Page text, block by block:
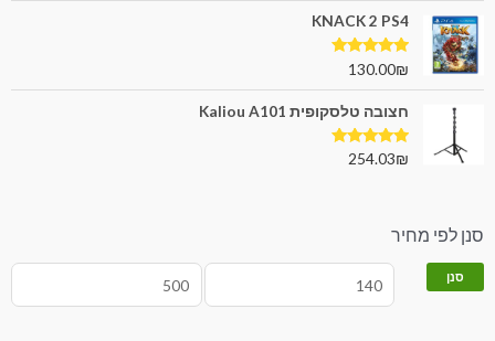
KNACK 2 PS4
דורג5.00
130.00₪
חצובה טלסקופית Kaliou A101
דורג5.00
254.03₪
סנן לפי מחיר
סנן